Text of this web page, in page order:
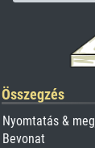
Összegzés
Nyomtatás &
Bevonat